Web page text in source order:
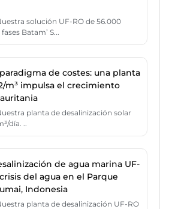
solución UF-RO de 56.000
Batam’ S...
de costes: una planta
m³ impulsa el crecimiento
planta de desalinización solar
día. ..
de agua marina UF-
del agua en el Parque
Indonesia
planta de desalinización UF-RO